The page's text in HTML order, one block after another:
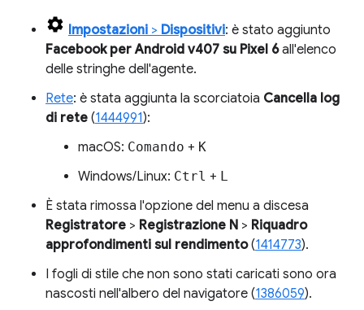
Impostazioni > Dispositivi: è stato aggiunto
Facebook per Android v407 su Pixel 6all'elenco
delle stringhe dell'agente.
Rete: è stata aggiunta la scorciatoia Cancella log
di rete (1444991):
macOS: Comando + K
Windows/Linux: Ctrl + L
È stata rimossa l'opzione del menu a discesa
Registratore > Registrazione N > Riquadro
approfondimenti sul rendimento(1414773).
I fogli di stile che non sono stati caricati sono ora
nascosti nell'albero del navigatore (1386059).